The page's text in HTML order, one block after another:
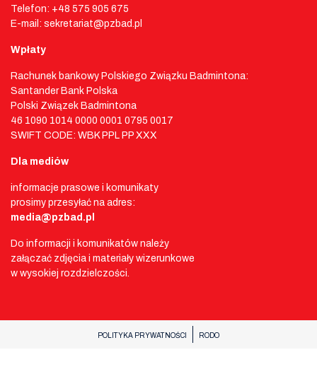
Telefon: +48 575 905 675
E-mail: sekretariat@pzbad.pl
Wpłaty
Rachunek bankowy Polskiego Związku Badmintona:
Santander Bank Polska
Polski Związek Badmintona
46 1090 1014 0000 0001 0795 0017
SWIFT CODE: WBK PPL PP XXX
Dla mediów
informacje prasowe i komunikaty
prosimy przesyłać na adres:
media@pzbad.pl
Do informacji i komunikatów należy
załączać zdjęcia i materiały wizerunkowe
w wysokiej rozdzielczości.
POLITYKA PRYWATNOŚCI RODO